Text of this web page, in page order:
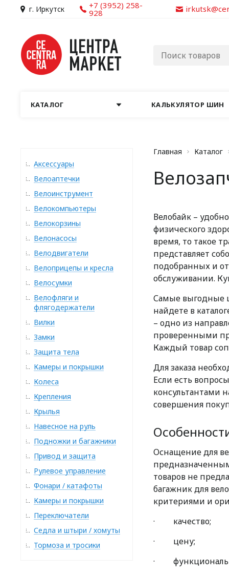
г. Иркутск +7 (3952) 258-
928
КАТАЛОГ КАЛЬКУЛЯТОР ШИН
Аксессуары
Велоаптечки
Велоинструмент
Велокомпьютеры
Велокорзины
Велонасосы
Велодвигатели
Велоприцепы и кресла
Велосумки
Велофляги и
флягодержатели
Вилки
Замки
Защита тела
Камеры и покрышки
Колеса
Крепления
Крылья
Навесное на руль
Подножки и багажники
Привод и защита
Рулевое управление
Фонари / катафоты
Камеры и покрышки
Переключатели
Седла и штыри / хомуты
Тормоза и тросики
Главная Каталог
Велобайк –
физического
время, то такое
представляет
подобранных и
обслуживании.
Самые выгодные
найдете в
– одно из
проверенными
Каждый товар
Для заказа
Если есть
консультантами
совершения
Оснащение для
товаров не
багажник для
критериями и
· качество;
· цену;
·